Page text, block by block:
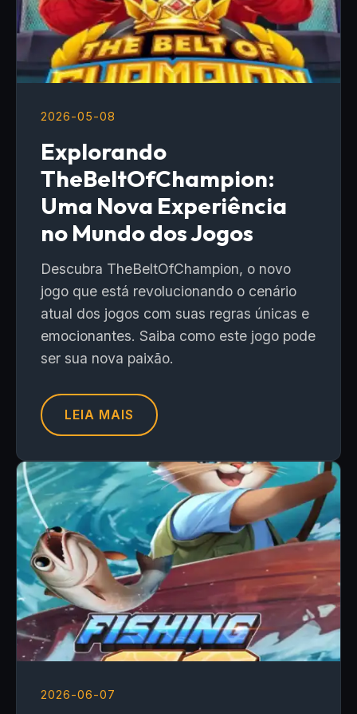
2026-05-08
Explorando
TheBeltOfChampion:
Uma Nova Experiência
no Mundo dos Jogos
Descubra TheBeltOfChampion, o novo
jogo que está revolucionando o cenário
atual dos jogos com suas regras únicas e
emocionantes. Saiba como este jogo pode
ser sua nova paixão.
LEIA MAIS
2026-06-07